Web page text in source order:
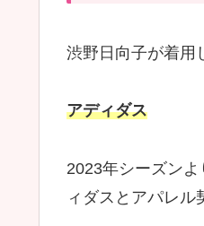
渋野日向子が着用
アディダス
2023年シーズン
ィダスとアパレル